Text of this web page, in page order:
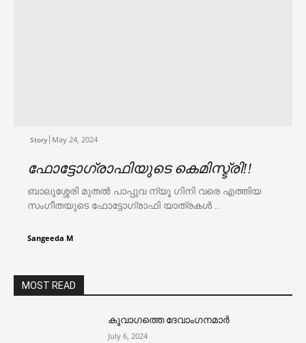
Story May 24, 2024
ഫോട്ടോഗ്രാഫിയുടെ കെമിസ്ട്രി!!
ബാലുശ്ശേരി മുതൽ പാപ്പുവ ന്യൂ ഗിനി വരെ എത്തിയ
സംഗീതയുടെ ഫോട്ടോഗ്രാഫി യാത്രകൾ ..
Sangeeda M
MOST READ
കൂവാഗത്തെ ദേവാംഗനമാർ
July 6, 2024